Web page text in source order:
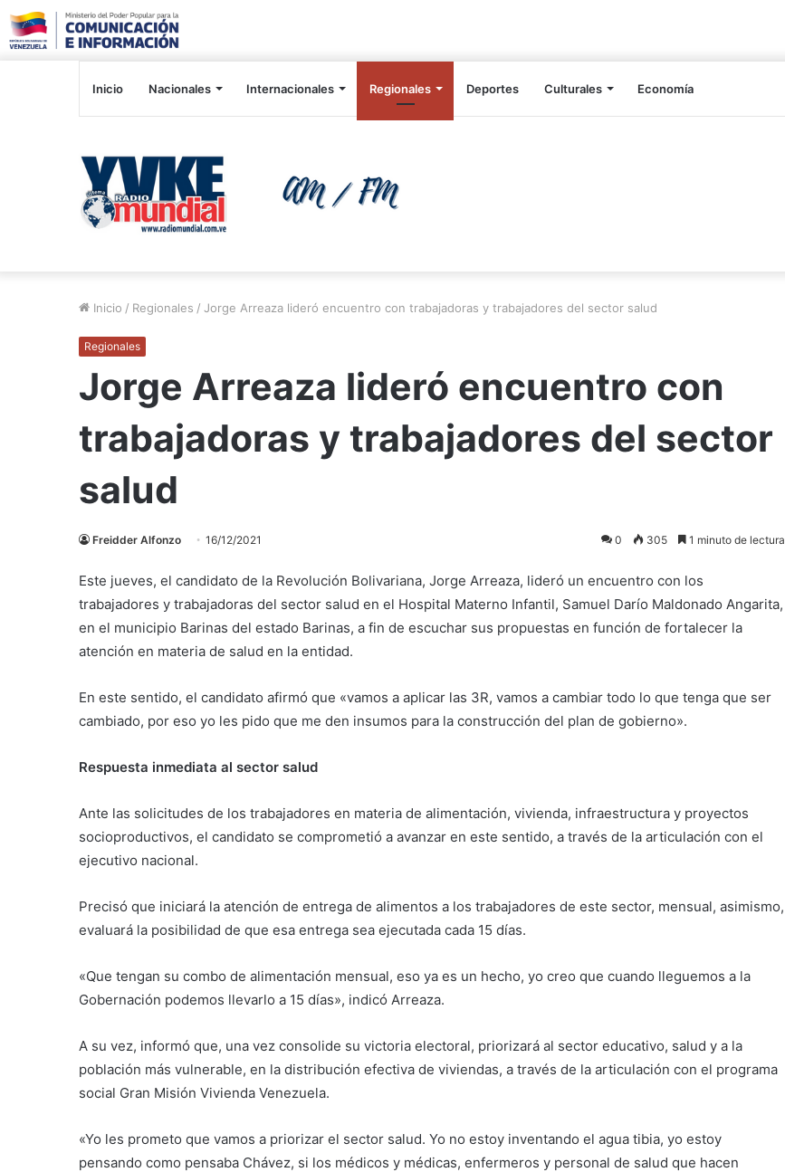
Inicio Nacionales Internacionales Regionales Deportes Culturales Economía
Inicio / Regionales / Jorge Arreaza lideró encuentro con trabajadoras y trabajadores del sector salud
Regionales
Jorge Arreaza lideró encuentro con
trabajadoras y trabajadores del sector
salud
Freidder Alfonzo 16/12/2021 0 305 1 minuto de lectura
Este jueves, el candidato de la Revolución Bolivariana, Jorge Arreaza, lideró un encuentro con los
trabajadores y trabajadoras del sector salud en el Hospital Materno Infantil, Samuel Darío Maldonado Angarita,
en el municipio Barinas del estado Barinas, a fin de escuchar sus propuestas en función de fortalecer la
atención en materia de salud en la entidad.
En este sentido, el candidato afirmó que «vamos a aplicar las 3R, vamos a cambiar todo lo que tenga que ser
cambiado, por eso yo les pido que me den insumos para la construcción del plan de gobierno».
Respuesta inmediata al sector salud
Ante las solicitudes de los trabajadores en materia de alimentación, vivienda, infraestructura y proyectos
socioproductivos, el candidato se comprometió a avanzar en este sentido, a través de la articulación con el
ejecutivo nacional.
Precisó que iniciará la atención de entrega de alimentos a los trabajadores de este sector, mensual, asimismo,
evaluará la posibilidad de que esa entrega sea ejecutada cada 15 días.
«Que tengan su combo de alimentación mensual, eso ya es un hecho, yo creo que cuando lleguemos a la
Gobernación podemos llevarlo a 15 días», indicó Arreaza.
A su vez, informó que, una vez consolide su victoria electoral, priorizará al sector educativo, salud y a la
población más vulnerable, en la distribución efectiva de viviendas, a través de la articulación con el programa
social Gran Misión Vivienda Venezuela.
«Yo les prometo que vamos a priorizar el sector salud. Yo no estoy inventando el agua tibia, yo estoy
pensando como pensaba Chávez, si los médicos y médicas, enfermeros y personal de salud que hacen